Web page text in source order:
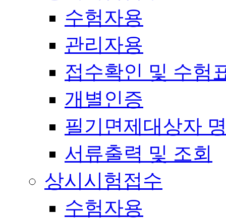
수험자용
관리자용
접수확인 및 수험
개별인증
필기면제대상자
서류출력 및 조회
상시시험접수
수험자용